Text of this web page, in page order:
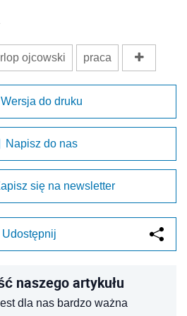
ojcowski praca
Wersja do druku
Napisz do nas
się na newsletter
Udostępnij
naszego artykułu
dla nas bardzo ważna